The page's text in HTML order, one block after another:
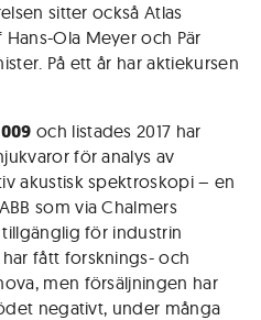
sitter också Atlas
Ola Meyer och Pär
På ett år har aktiekursen
och listades 2017 har
för analys av
akustisk spektroskopi – en
som via Chalmers
för industrin
fått forsknings- och
men försäljningen har
negativt, under många